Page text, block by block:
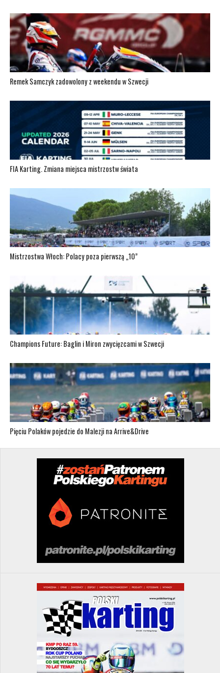
Remek Samczyk zadowolony z weekendu w Szwecji
FIA Karting. Zmiana miejsca mistrzostw świata
Mistrzostwa Włoch: Polacy poza pierwszą „10”
Champions Future: Baglin i Miron zwycięzcami w Szwecji
Pięciu Polaków pojedzie do Malezji na Arrive&Drive